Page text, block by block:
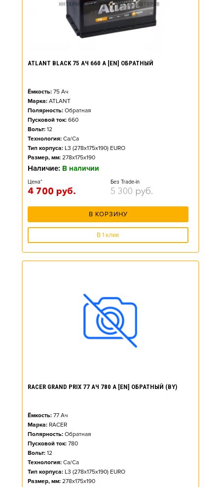
ATLANT BLACK 75 АЧ 660 А [EN] ОБРАТНЫЙ
Ёмкость: 75 Ач
Марка: ATLANT
Полярность: Обратная
Пусковой ток: 660
Вольт: 12
Технология: Ca/Ca
Тип корпуса: L3 (278x175x190) EURO
Размер, мм: 278x175x190
Наличие: В наличии
Цена*
4 700 руб.
Без Trade-in
5 300 руб.
В КОРЗИНУ
В 1 клик
RACER GRAND PRIX 77 АЧ 780 А [EN] ОБРАТНЫЙ (BY)
Ёмкость: 77 Ач
Марка: RACER
Полярность: Обратная
Пусковой ток: 780
Вольт: 12
Технология: Ca/Ca
Тип корпуса: L3 (278x175x190) EURO
Размер, мм: 278x175x190